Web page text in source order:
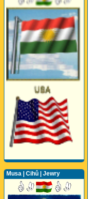
Musa | Cihû | Jewry